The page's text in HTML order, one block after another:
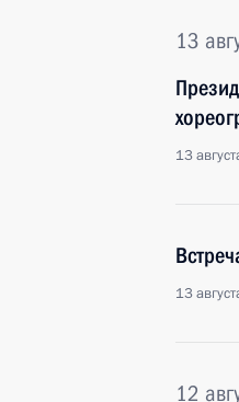
13
13
13
12